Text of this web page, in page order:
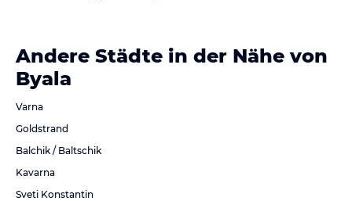
Andere Städte in der Nähe von
Byala
Varna
Goldstrand
Balchik / Baltschik
Kavarna
Sveti Konstantin